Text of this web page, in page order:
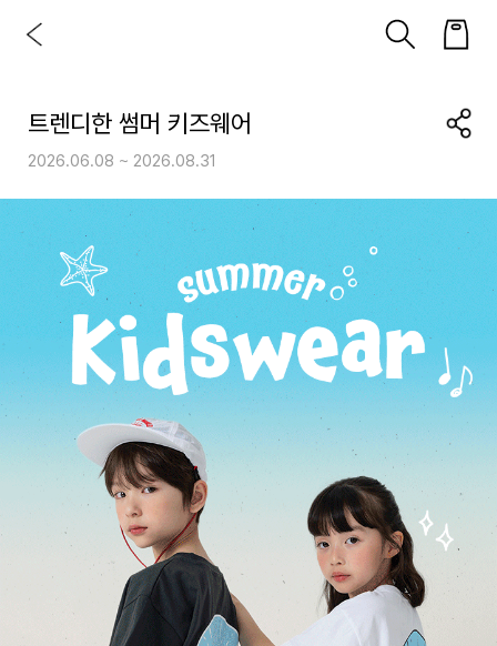
트렌디한 썸머 키즈웨어
2026.06.08 ~ 2026.08.31